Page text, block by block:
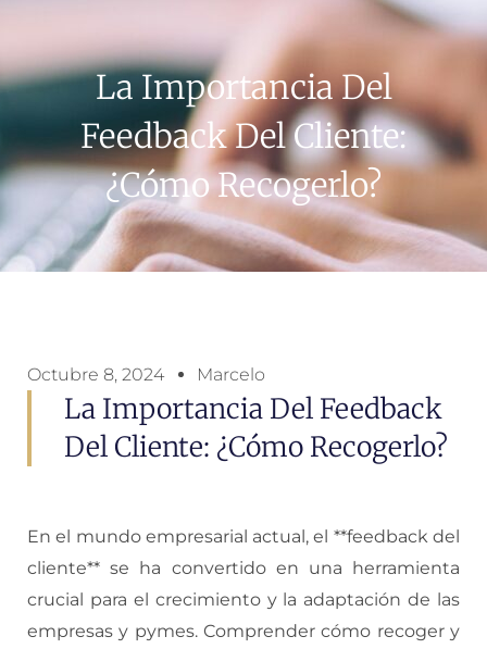
La Importancia Del
Feedback Del Cliente:
¿Cómo Recogerlo?
Octubre 8, 2024 Marcelo
La Importancia Del Feedback
Del Cliente: ¿Cómo Recogerlo?
En el mundo empresarial actual, el **feedback del
cliente** se ha convertido en una herramienta
crucial para el crecimiento y la adaptación de las
empresas y pymes. Comprender cómo recoger y